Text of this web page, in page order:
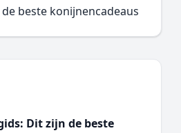
beste konijnencadeaus
Dit zijn de beste